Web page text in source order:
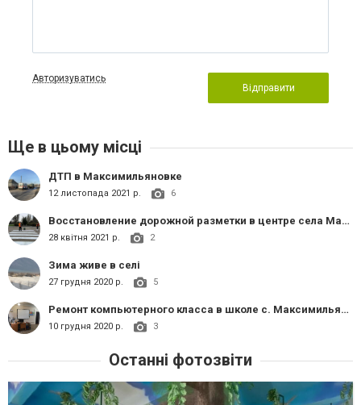
Авторизуватись
Відправити
Ще в цьому місці
ДТП в Максимильяновке
12 листопада 2021 р. 6
Восстановление дорожной разметки в центре села Максимильяновка
28 квітня 2021 р. 2
Зима живе в селі
27 грудня 2020 р. 5
Ремонт компьютерного класса в школе с. Максимильяновка
10 грудня 2020 р. 3
Останні фотозвіти